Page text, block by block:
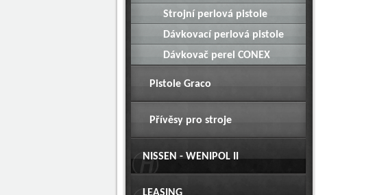
Strojní perlová pistole
Dávkovací perlová pistole
Dávkovač perel CONEX
Pistole Graco
Přívěsy pro stroje
NISSEN - WENIPOL II